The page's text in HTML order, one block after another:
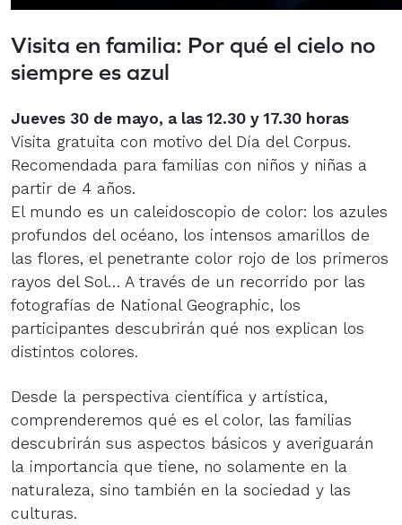
Visita en familia: Por qué el cielo no
siempre es azul
Jueves 30 de mayo, a las 12.30 y 17.30 horas
Visita gratuita con motivo del Día del Corpus.
Recomendada para familias con niños y niñas a
partir de 4 años.
El mundo es un caleidoscopio de color: los azules
profundos del océano, los intensos amarillos de
las flores, el penetrante color rojo de los primeros
rayos del Sol… A través de un recorrido por las
fotografías de National Geographic, los
participantes descubrirán qué nos explican los
distintos colores.
Desde la perspectiva científica y artística,
comprenderemos qué es el color, las familias
descubrirán sus aspectos básicos y averiguarán
la importancia que tiene, no solamente en la
naturaleza, sino también en la sociedad y las
culturas.